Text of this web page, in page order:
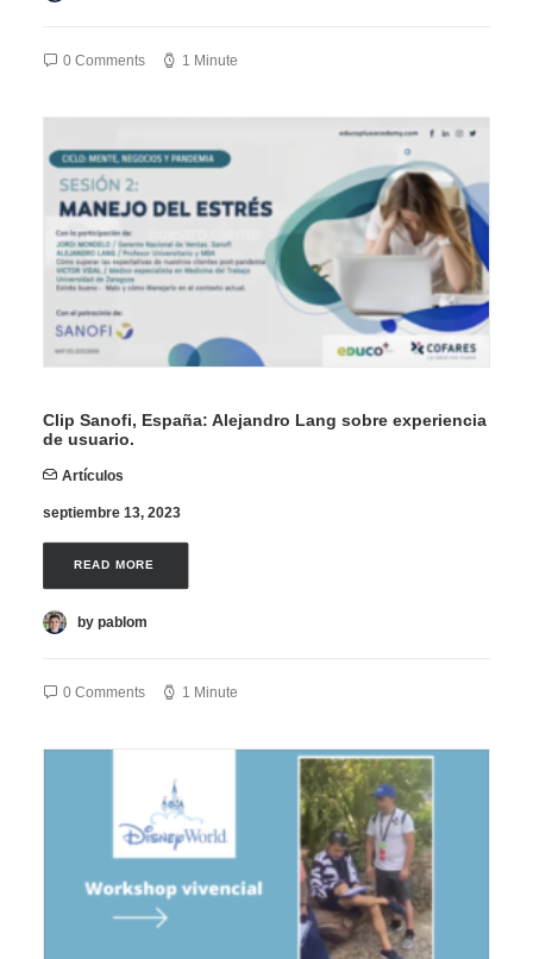
0 Comments 1 Minute
Clip Sanofi, España: Alejandro Lang sobre experiencia
de usuario.
Artículos
septiembre 13, 2023
READ MORE
by pablom
0 Comments 1 Minute